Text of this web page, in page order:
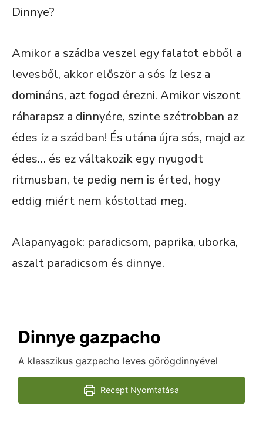
Dinnye?
Amikor a szádba veszel egy falatot ebből a
levesből, akkor először a sós íz lesz a
domináns, azt fogod érezni. Amikor viszont
ráharapsz a dinnyére, szinte szétrobban az
édes íz a szádban! És utána újra sós, majd az
édes… és ez váltakozik egy nyugodt
ritmusban, te pedig nem is érted, hogy
eddig miért nem kóstoltad meg.
Alapanyagok: paradicsom, paprika, uborka,
aszalt paradicsom és dinnye.
Dinnye gazpacho
A klasszikus gazpacho leves görögdinnyével
Recept Nyomtatása